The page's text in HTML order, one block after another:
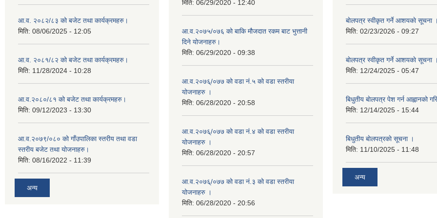
आ.व. २०८२/८३ को बजेट तथा कार्यक्रमहरु।
मिति: 08/06/2025 - 12:05
आ.व. २०८१/८२ को बजेट तथा कार्यक्रमहरु।
मिति: 11/28/2024 - 10:28
आ.व.२०८०/८१ को बजेट तथा कार्यक्रमहरु।
मिति: 09/12/2023 - 13:30
आ.व.२०७९/०८० को गाँउपालिका स्तरीय तथा वडा
स्तरीय बजेट तथा योजनाहरु।
मिति: 08/16/2022 - 11:39
अन्य
मिति: 06/29/2020 - 12:40
आ.व.२०७५/०७६ को बाकि मौजदात रकम बाट भुत्तानी
दिने योजनाहरु।
मिति: 06/29/2020 - 09:38
आ.व.२०७६्/०७७ को वडा नं.५ को वडा स्तरीया
योजनाहरु ।
मिति: 06/28/2020 - 20:58
आ.व.२०७६्/०७७ को वडा नं.४ को वडा स्तरीया
योजनाहरु ।
मिति: 06/28/2020 - 20:57
आ.व.२०७६्/०७७ को वडा नं.३ को वडा स्तरीया
योजनाहरु ।
मिति: 06/28/2020 - 20:56
बाेलपत्र स्वीकृत गर्ने आशयकाे सूचना ।
मिति: 02/23/2026 - 09:27
बाेलपत्र स्वीकृत गर्ने आशयकाे सूचना ।
मिति: 12/24/2025 - 05:47
बिधुतीय बाेलपत्र पेश गर्न आह्वानको
मिति: 12/14/2025 - 15:44
बिधुतीय बाेलपत्रकाे सूचना ।
मिति: 11/10/2025 - 11:48
अन्य